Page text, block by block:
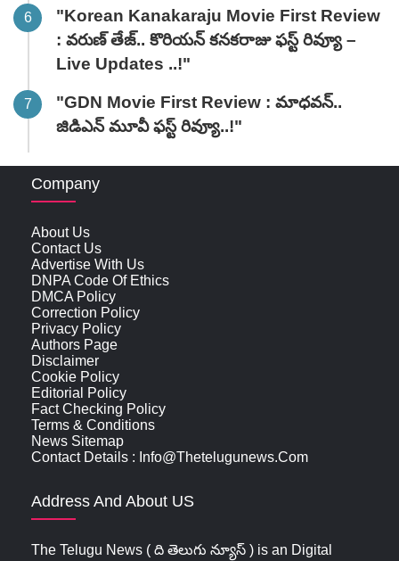
"Korean Kanakaraju Movie First Review
: వరుణ్ తేజ్.. కొరియన్ కనకరాజు ఫస్ట్ రివ్యూ –
Live Updates ..!"
"GDN Movie First Review : మాధవన్..
జిడిఎన్ మూవీ ఫ‌స్ట్ రివ్యూ..!"
Company
About Us
Contact Us
Advertise With Us
DNPA Code Of Ethics
DMCA Policy
Correction Policy
Privacy Policy
Authors Page
Disclaimer
Cookie Policy
Editorial Policy
Fact Checking Policy
Terms & Conditions
News Sitemap
Contact Details : Info@thetelugunews.com
Address And About US
The Telugu News ( ది తెలుగు న్యూస్‌ ) is an Digital